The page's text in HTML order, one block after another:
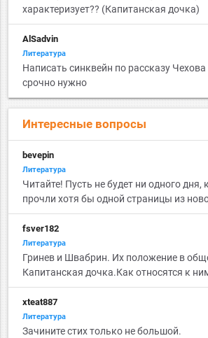
характеризует?? (Капитанская дочка)
AlSadvin
Литература
Написать синквейн по рассказу Чехова
срочно нужно
Интересные вопросы
bevepin
Литература
Читайте! Пусть не будет ни одного дня,
прочли хотя бы одной страницы из
fsver182
Литература
Гринев и Швабрин. Их положение в
Капитанская дочка.Как относятся к
xteat887
Литература
Зачините стих только не большой.